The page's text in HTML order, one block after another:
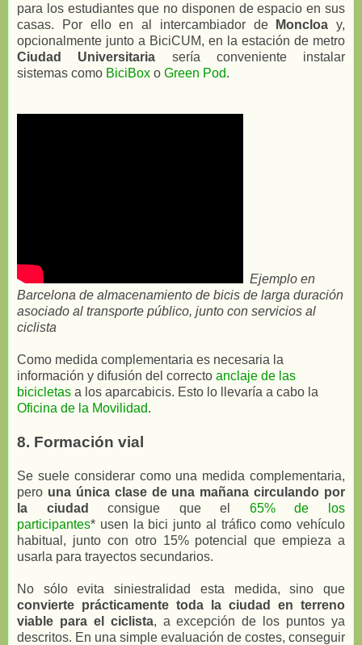
para los estudiantes que no disponen de espacio en sus
casas. Por ello en al intercambiador de
Moncloa y,
opcionalmente junto a BiciCUM, en la estación de metro
Ciudad Universitaria sería conveniente instalar
sistemas como BiciBox o Green Pod.
Ejemplo en
Barcelona de almacenamiento de bicis de larga duración
asociado al transporte público, junto con servicios al
ciclista
Como medida complementaria es necesaria la
información y difusión del correcto anclaje de las
bicicletas a los aparcabicis. Esto lo llevaría a cabo la
Oficina de la Movilidad.
8. Formación vial
Se suele considerar como una medida complementaria,
pero una única clase de una mañana circulando por
la ciudad
consigue que el 65% de los
participantes* usen la bici junto al tráfico como vehículo
habitual, junto con otro 15% potencial que empieza a
usarla para trayectos secundarios.
No sólo evita siniestralidad esta medida, sino que
convierte prácticamente toda la ciudad en terreno
viable para el ciclista, a excepción de los puntos ya
descritos. En una simple evaluación de costes, conseguir